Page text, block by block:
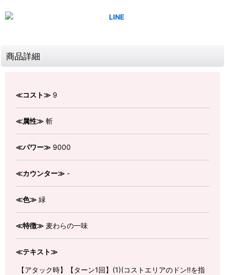
商品詳細
≪コスト≫ 9
≪属性≫ 斬
≪パワー≫ 9000
≪カウンター≫ -
≪色≫ 緑
≪特徴≫ 麦わらの一味
≪テキスト≫
【アタック時】【ターン1回】(1)(コストエリアのドン!!を指